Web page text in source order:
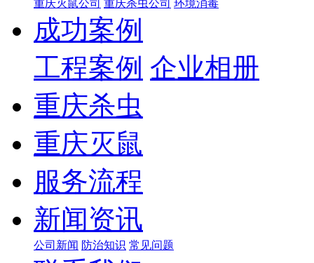
重庆灭鼠公司 重庆杀虫公司 环境消毒
成功案例
工程案例 企业相册
重庆杀虫
重庆灭鼠
服务流程
新闻资讯
公司新闻 防治知识 常见问题